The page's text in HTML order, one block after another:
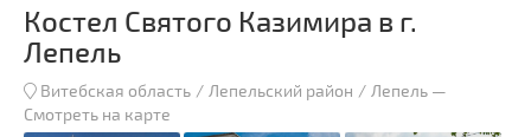
Костел Святого Казимира в г.
Лепель
Витебская область Лепельский район Лепель —
Смотреть на карте